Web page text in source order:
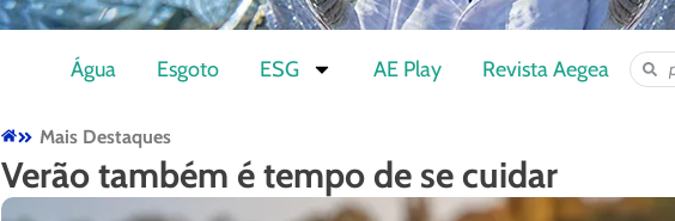
Água Esgoto ESG AE Play Revista Aegea
Mais Destaques
Verão também é tempo de se cuidar